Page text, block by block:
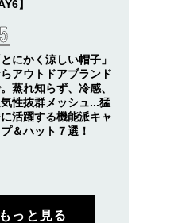
】
とにかく涼しい帽子」
アウトドアブランド
蒸れ知らず、冷感、
性抜群メッシュ...猛
活躍する機能派キャ
＆ハット７選！
っと見る